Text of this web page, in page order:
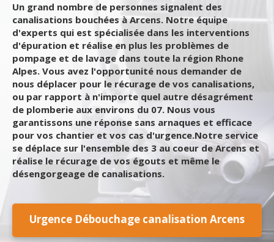
Un grand nombre de personnes signalent des
canalisations bouchées à Arcens. Notre équipe
d'experts qui est spécialisée dans les interventions
d'épuration et réalise en plus les problèmes de
pompage et de lavage dans toute la région Rhone
Alpes. Vous avez l'opportunité nous demander de
nous déplacer pour le récurage de vos canalisations,
ou par rapport à n'importe quel autre désagrément
de plomberie aux environs du 07. Nous vous
garantissons une réponse sans arnaques et efficace
pour vos chantier et vos cas d'urgence.Notre service
se déplace sur l'ensemble des 3 au coeur de Arcens et
réalise le récurage de vos égouts et même le
désengorgeage de canalisations.
Urgence Débouchage canalisation Arcens